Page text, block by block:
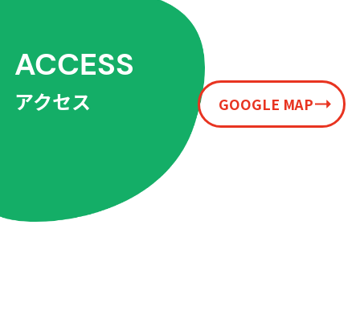
ACCESS
アクセス GOOGLE MAP